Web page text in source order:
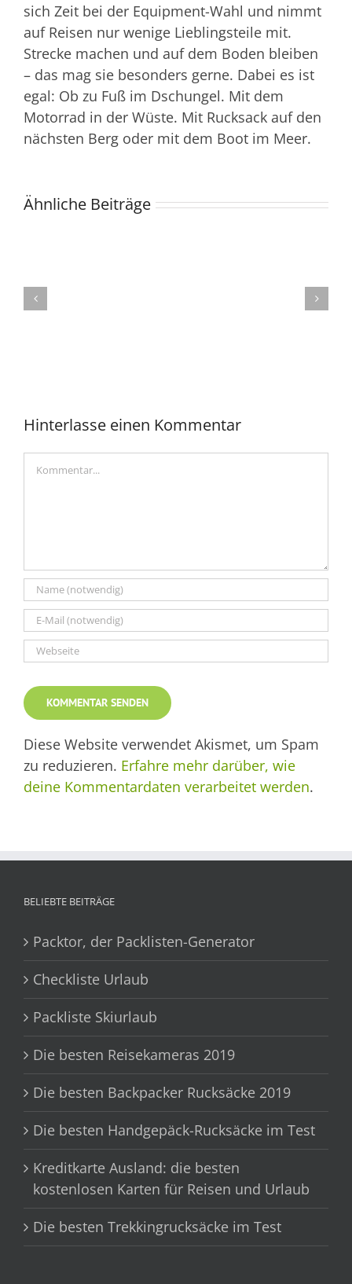
sich Zeit bei der Equipment-Wahl und nimmt
auf Reisen nur wenige Lieblingsteile mit.
Strecke machen und auf dem Boden bleiben
– das mag sie besonders gerne. Dabei es ist
egal: Ob zu Fuß im Dschungel. Mit dem
Motorrad in der Wüste. Mit Rucksack auf den
nächsten Berg oder mit dem Boot im Meer.
Ähnliche Beiträge
mit Kindern:
Tipps und
Hinterlasse einen Kommentar
Diese Website verwendet Akismet, um Spam
zu reduzieren. Erfahre mehr darüber, wie
deine Kommentardaten verarbeitet werden.
BELIEBTE BEITRÄGE
Packtor, der Packlisten-Generator
Checkliste Urlaub
Packliste Skiurlaub
Die besten Reisekameras 2019
Die besten Backpacker Rucksäcke 2019
Die besten Handgepäck-Rucksäcke im Test
Kreditkarte Ausland: die besten
kostenlosen Karten für Reisen und Urlaub
Die besten Trekkingrucksäcke im Test